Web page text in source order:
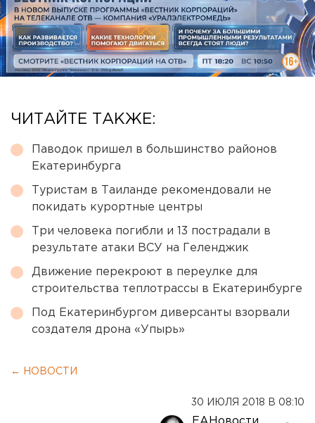
ЧИТАЙТЕ ТАКЖЕ:
Паводок пришел в большинство районов
Екатеринбурга
Туристам в Таиланде рекомендовали не
покидать курортные центры
Три человека погибли и 13 пострадали в
результате атаки ВСУ на Геленджик
Движение перекроют в переулке для
строительства теплотрассы в Екатеринбурге
Под Екатеринбургом диверсанты взорвали
создателя дрона «Упырь»
← НОВОСТИ
30 ИЮЛЯ 2018 В 08:10